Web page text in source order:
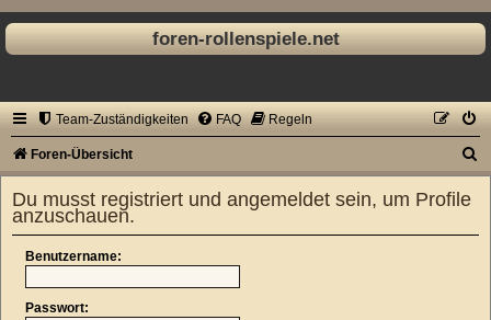
foren-rollenspiele.net
Team-Zuständigkeiten FAQ Regeln
Foren-Übersicht
Du musst registriert und angemeldet sein, um Profile
anzuschauen.
Benutzername:
Passwort: